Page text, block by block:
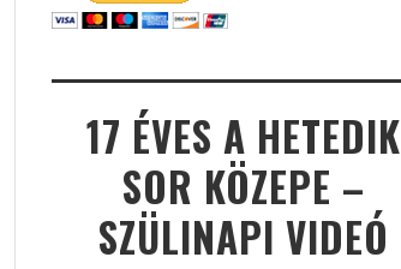
17 ÉVES A HETEDIK
SOR KÖZEPE –
SZÜLINAPI VIDEÓ